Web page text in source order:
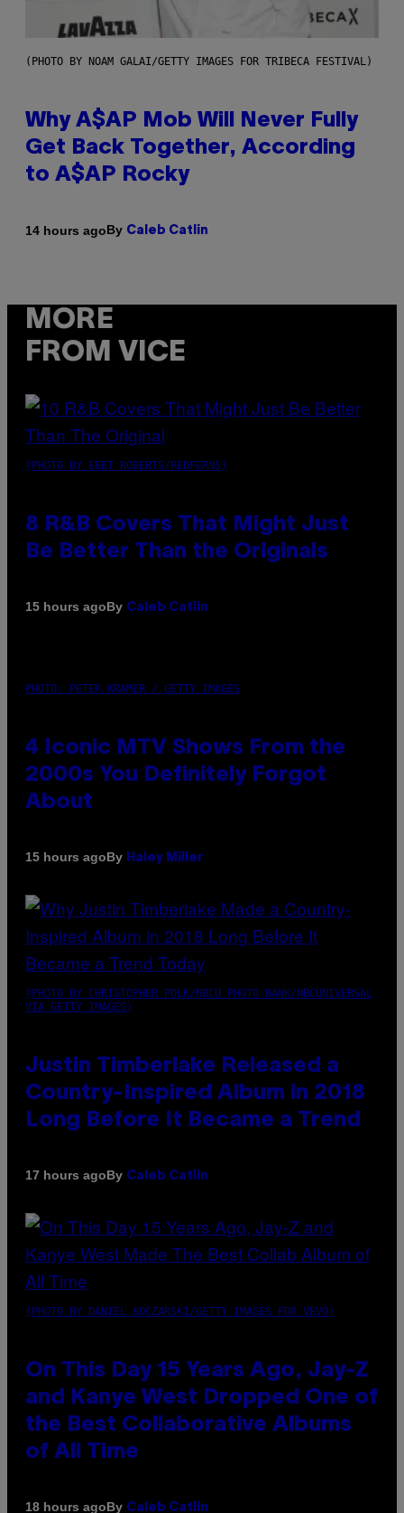
(PHOTO BY NOAM GALAI/GETTY IMAGES FOR TRIBECA FESTIVAL)
Why A$AP Mob Will Never Fully
Get Back Together, According
to A$AP Rocky
14 hours agoBy Caleb Catlin
MORE
FROM VICE
(PHOTO BY EBET ROBERTS/REDFERNS)
8 R&B Covers That Might Just
Be Better Than the Originals
15 hours agoBy Caleb Catlin
PHOTO: PETER KRAMER / GETTY IMAGES
4 Iconic MTV Shows From the
2000s You Definitely Forgot
About
15 hours agoBy Haley Miller
(PHOTO BY CHRISTOPHER POLK/NBCU PHOTO BANK/NBCUNIVERSAL
VIA GETTY IMAGES)
Justin Timberlake Released a
Country-Inspired Album in 2018
Long Before It Became a Trend
17 hours agoBy Caleb Catlin
(PHOTO BY DANIEL BOCZARSKI/GETTY IMAGES FOR VEVO)
On This Day 15 Years Ago, Jay-Z
and Kanye West Dropped One of
the Best Collaborative Albums
of All Time
18 hours agoBy Caleb Catlin